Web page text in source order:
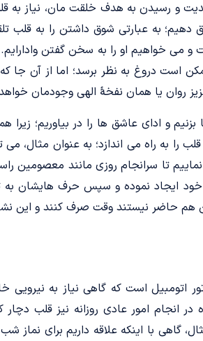
و رسیدن به هدف خلقت مان، نیاز به
به عبارتی شوق داشتن را به قلب
خواهیم او را به سخن گفتن وادارایم.
است دروغ به نظر برسد؛ اما از آن جا
روان یا همان نفخۀ الهی وجودمان
و ادای عاشق ها را در بیاوریم؛
را به راه می اندازد؛ به عنوان مثال،
تا سرانجام روزی مانند معصومین
خود ایجاد نموده و سپس حرف هایشان
هم حاضر نیستند وقت صرف کنند و این
اتومبیل است که گاهی نیاز به
انجام امور عادی روزانه نیز قلب
گاهی با اینکه علاقه داریم برای نماز